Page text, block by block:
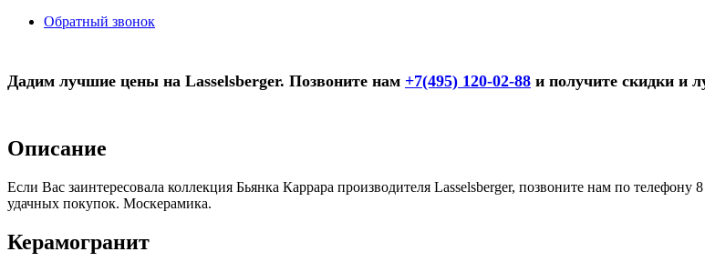
Обратный звонок
Дадим лучшие цены на Lasselsberger. Позвоните нам +7(495) 120-02-88 и получите скидки и
Описание
Если Вас заинтересовала коллекция Бьянка Каррара производителя Lasselsberger, позвоните нам по
удачных покупок. Москерамика.
Керамогранит